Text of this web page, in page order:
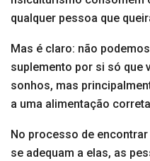
qualquer pessoa que
Mas é claro: não
suplemento por si só que
sonhos, mas
a uma alimentação
No processo de
se adequam a elas, as